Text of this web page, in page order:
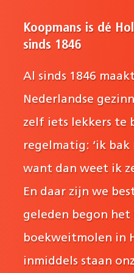
Koopmans is dé
sinds 1846
Al sinds 1846
Nederlandse
zelf iets lekkers te
regelmatig: ‘ik bak
want dan weet ik
En daar zijn we
geleden begon het
boekweitmolen in
inmiddels staan